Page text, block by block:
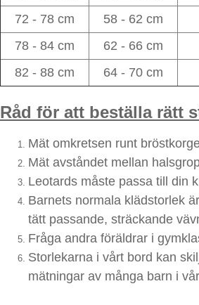
72 - 78 cm
58 - 62 cm
78 - 84 cm
62 - 66 cm
82 - 88 cm
64 - 70 cm
Råd för att beställa rätt
Mät omkretsen runt
Mät avståndet mellan
Leotards måste passa till din
Barnets normala klädstorlek
tätt passande, sträckande
Fråga andra föräldrar i
Storlekarna i vårt bord kan
mätningar av många barn i